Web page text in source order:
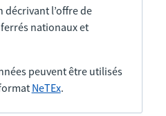
l’offre de
nationaux et
peuvent être utilisés
NeTEx.